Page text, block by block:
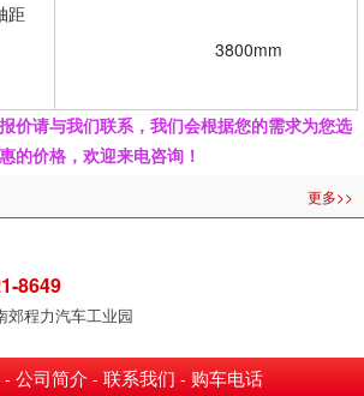
轴距
				3800mm
价请与我们联系，我们会根据您的需求为您选
的价格，欢迎来电咨询！
更多>>
8649
郊程力汽车工业园
- 公司简介 - 联系我们 - 购车电话